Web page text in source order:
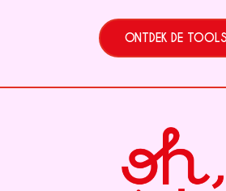
ONTDEK DE TOOLS